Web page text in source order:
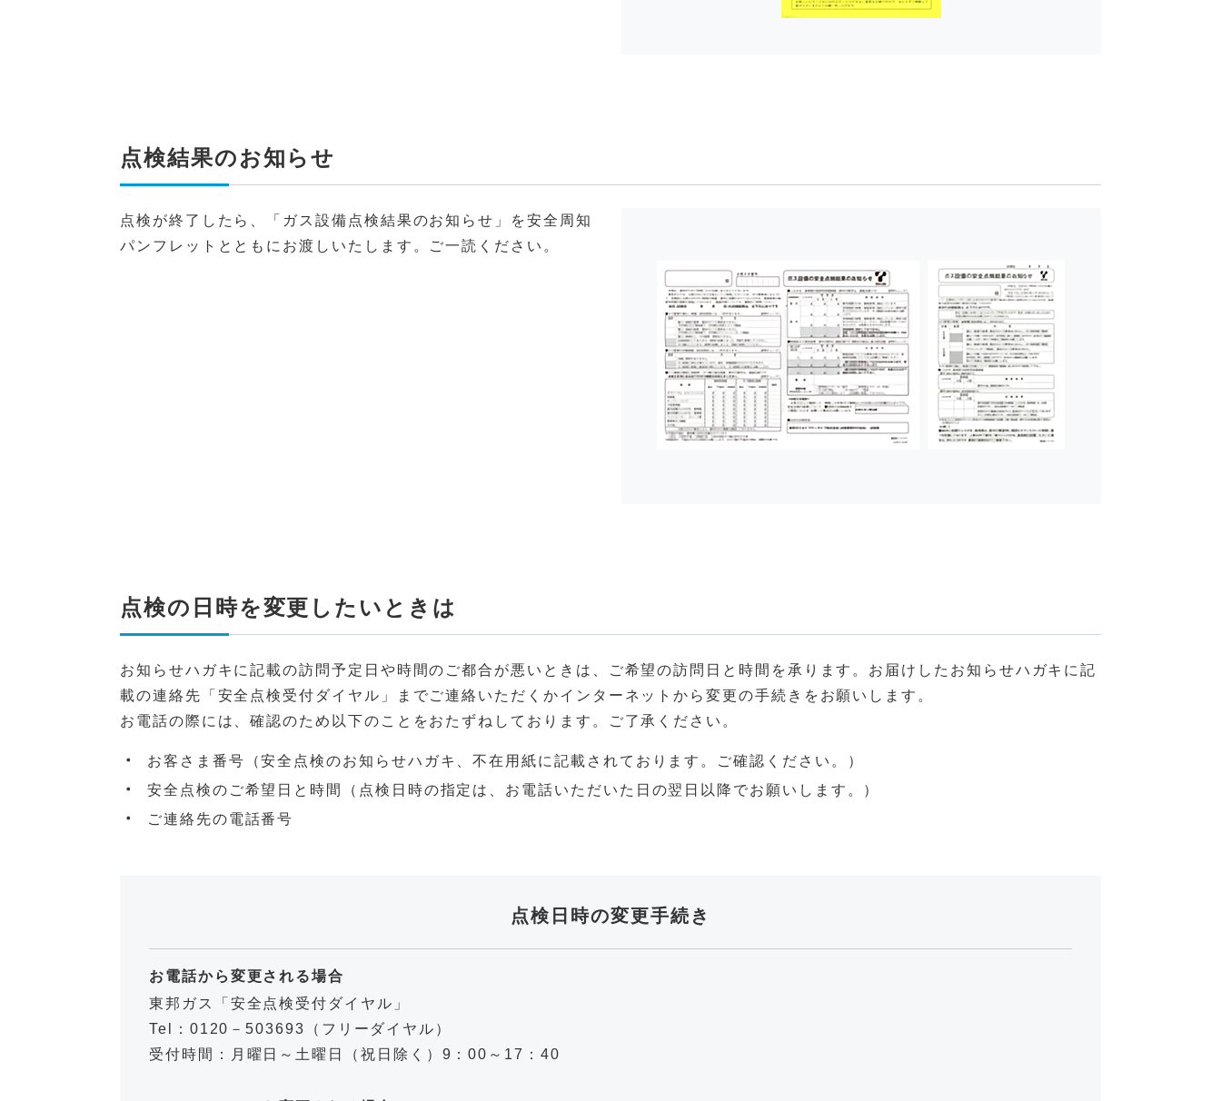
点検結果のお知らせ
点検が終了したら、「ガス設備点検結果のお知らせ」を安全周知
パンフレットとともにお渡しいたします。ご一読ください。
点検の日時を変更したいときは
お知らせハガキに記載の訪問予定日や時間のご都合が悪いときは、ご希望の訪問日と時間を承ります。お届けしたお知らせハガキに記
載の連絡先「安全点検受付ダイヤル」までご連絡いただくかインターネットから変更の手続きをお願いします。
お電話の際には、確認のため以下のことをおたずねしております。ご了承ください。
お客さま番号（安全点検のお知らせハガキ、不在用紙に記載されております。ご確認ください。）
安全点検のご希望日と時間（点検日時の指定は、お電話いただいた日の翌日以降でお願いします。）
ご連絡先の電話番号
点検日時の変更手続き
お電話から変更される場合
東邦ガス「安全点検受付ダイヤル」
Tel：0120－503693（フリーダイヤル）
受付時間：月曜日～土曜日（祝日除く）9：00～17：40